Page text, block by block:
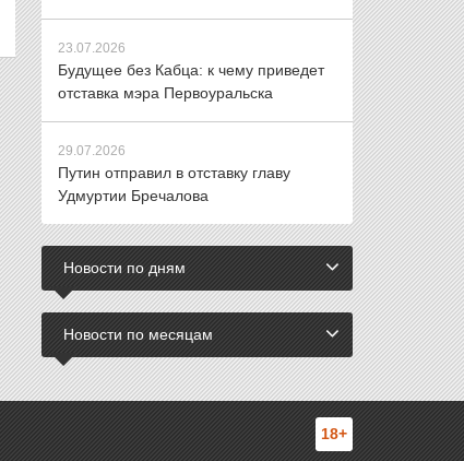
23.07.2026
Будущее без Кабца: к чему приведет
отставка мэра Первоуральска
29.07.2026
Путин отправил в отставку главу
Удмуртии Бречалова
Новости по дням
Новости по месяцам
18+